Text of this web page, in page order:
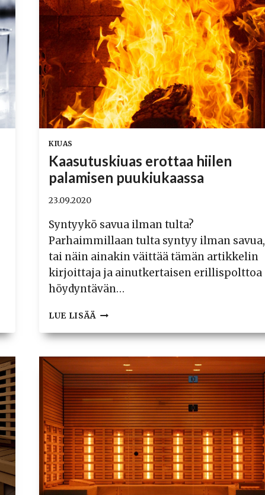
KIUAS
Kaasutuskiuas erottaa hiilen
palamisen puukiukaassa
23.09.2020
Syntyykö savua ilman tulta?
Parhaimmillaan tulta syntyy ilman savua,
tai näin ainakin väittää tämän artikkelin
kirjoittaja ja ainutkertaisen erillispolttoa
höydyntävän…
LUE LISÄÄ KAASUTUSKIUAS
HIILEN
PUUKIUKAASSA